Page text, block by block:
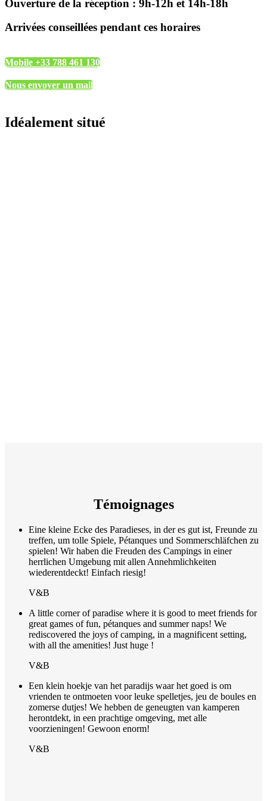
Ouverture de la réception : 9h-12h et 14h-18h
Arrivées conseillées pendant ces horaires
Mobile +33 788 461 130
Nous envoyer un mail
Idéalement situé
Témoignages
Eine kleine Ecke des Paradieses, in der es gut ist, Freunde zu
treffen, um tolle Spiele, Pétanques und Sommerschläfchen zu
spielen! Wir haben die Freuden des Campings in einer
herrlichen Umgebung mit allen Annehmlichkeiten
wiederentdeckt! Einfach riesig!
V&B
A little corner of paradise where it is good to meet friends for
great games of fun, pétanques and summer naps! We
rediscovered the joys of camping, in a magnificent setting,
with all the amenities! Just huge !
V&B
Een klein hoekje van het paradijs waar het goed is om
vrienden te ontmoeten voor leuke spelletjes, jeu de boules en
zomerse dutjes! We hebben de geneugten van kamperen
herontdekt, in een prachtige omgeving, met alle
voorzieningen! Gewoon enorm!
V&B